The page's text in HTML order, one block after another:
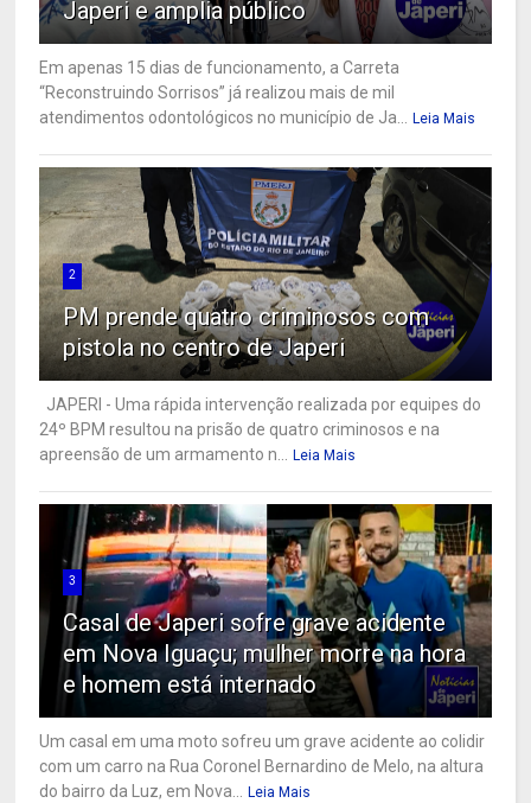
Japeri e amplia público
Em apenas 15 dias de funcionamento, a Carreta
“Reconstruindo Sorrisos” já realizou mais de mil
atendimentos odontológicos no município de Ja...
Leia Mais
2
PM prende quatro criminosos com
pistola no centro de Japeri
JAPERI - Uma rápida intervenção realizada por equipes do
24º BPM resultou na prisão de quatro criminosos e na
apreensão de um armamento n...
Leia Mais
3
Casal de Japeri sofre grave acidente
em Nova Iguaçu; mulher morre na hora
e homem está internado
Um casal em uma moto sofreu um grave acidente ao colidir
com um carro na Rua Coronel Bernardino de Melo, na altura
do bairro da Luz, em Nova...
Leia Mais